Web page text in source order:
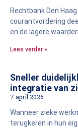
Rechtbank Den
courantvordering
en de lagere
Lees verder »
Sneller
integratie van
7 april 2026
Wanneer zieke
terugkeren in hun